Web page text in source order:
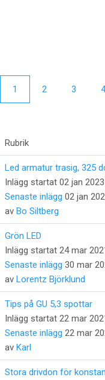
1 2 3 4
Rubrik
Led armatur trasig, 325
Inlägg startat 02 jan
Senaste inlägg 02 jan
av Bo Siltberg
Grön LED
Inlägg startat 24 mar
Senaste inlägg 30 mar
av Lorentz Björklund
Tips på GU 5,3 spottar
Inlägg startat 22 mar
Senaste inlägg 22 mar
av Karl
Stora drivdon för